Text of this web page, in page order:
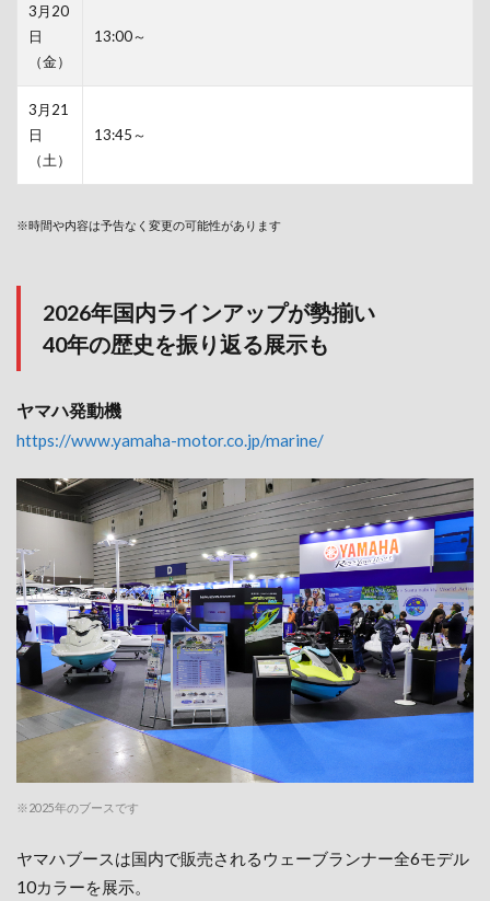
3月20
日
（金）
13:00～
3月21
日
（土）
13:45～
※時間や内容は予告なく変更の可能性があります
2026年国内ラインアップが勢揃い
40年の歴史を振り返る展示も
ヤマハ発動機
https://www.yamaha-motor.co.jp/marine/
※2025年のブースです
ヤマハブースは国内で販売されるウェーブランナー全6モデル
10カラーを展示。